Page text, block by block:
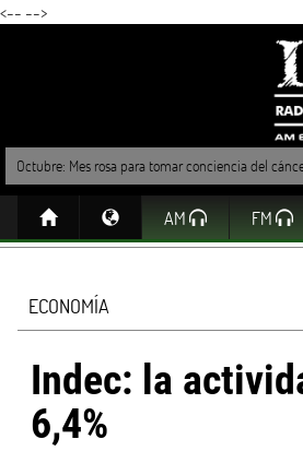
<-- -->
Octubre: Mes rosa para tomar conciencia del
AM FM
ECONOMÍA
Indec: la
6,4%